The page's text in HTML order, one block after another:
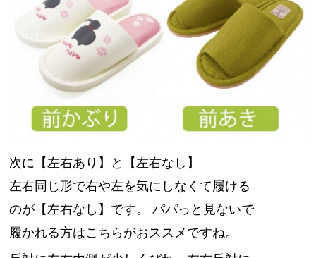
次に【左右あり】と【左右なし】
左右同じ形で右や左を気にしなくて履ける
のが【左右なし】です。 パパっと見ないで
履かれる方はこちらがおススメですね。